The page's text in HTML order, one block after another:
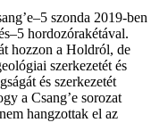
szonda 2019-ben
hordozórakétával.
hozzon a Holdról, de
szerkezetét és
és szerkezetét
a Csang’e sorozat
hangzottak el az